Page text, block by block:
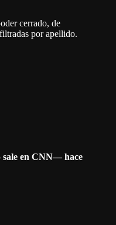
cerrado, de
por apellido.
en CNN— hace